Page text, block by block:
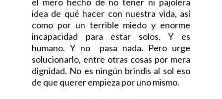
idea de qué hacer con nuestra vida, así
como por un terrible miedo y enorme
incapacidad para estar solos. Y es
humano. Y no
pasa nada. Pero urge
solucionarlo, entre otras cosas por mera
dignidad. No es ningún brindis al sol eso
de que querer empieza por uno mismo.